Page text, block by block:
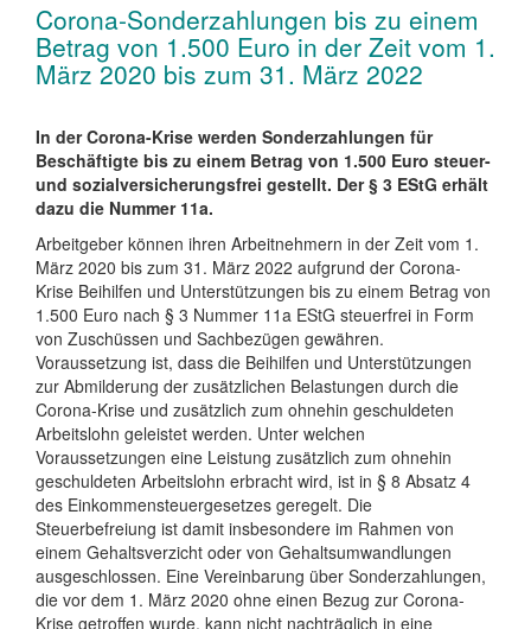
Corona-Sonderzahlungen bis zu einem
Betrag von 1.500 Euro in der Zeit vom 1.
März 2020 bis zum 31. März 2022
In der Corona-Krise werden Sonderzahlungen für
Beschäftigte bis zu einem Betrag von 1.500 Euro steuer-
und sozialversicherungsfrei gestellt. Der § 3 EStG erhält
dazu die Nummer 11a.
Arbeitgeber können ihren Arbeitnehmern in der Zeit vom 1.
März 2020 bis zum 31. März 2022 aufgrund der Corona-
Krise Beihilfen und Unterstützungen bis zu einem Betrag von
1.500 Euro nach § 3 Nummer 11a EStG steuerfrei in Form
von Zuschüssen und Sachbezügen gewähren.
Voraussetzung ist, dass die Beihilfen und Unterstützungen
zur Abmilderung der zusätzlichen Belastungen durch die
Corona-Krise und zusätzlich zum ohnehin geschuldeten
Arbeitslohn geleistet werden. Unter welchen
Voraussetzungen eine Leistung zusätzlich zum ohnehin
geschuldeten Arbeitslohn erbracht wird, ist in § 8 Absatz 4
des Einkommensteuergesetzes geregelt. Die
Steuerbefreiung ist damit insbesondere im Rahmen von
einem Gehaltsverzicht oder von Gehaltsumwandlungen
ausgeschlossen. Eine Vereinbarung über Sonderzahlungen,
die vor dem 1. März 2020 ohne einen Bezug zur Corona-
Krise getroffen wurde, kann nicht nachträglich in eine